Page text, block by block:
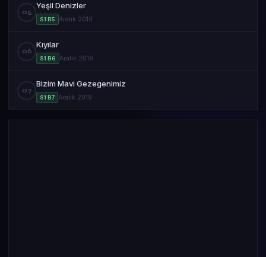
05
Yeşil Denizler
S1 B5 Aralık 2019
06
Kıyılar
S1 B6 Aralık 2019
07
Bizim Mavi Gezegenimiz
S1 B7 Aralık 2019